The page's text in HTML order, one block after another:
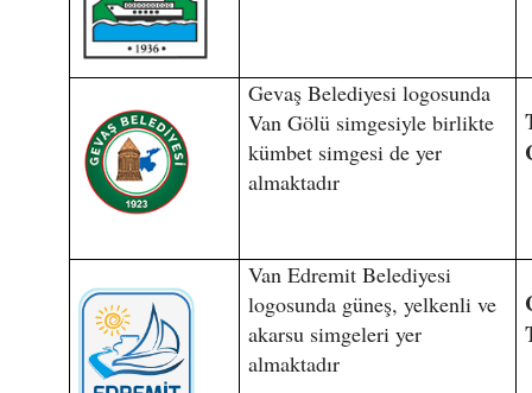
Gevaş Belediyesi logosunda
Van Gölü simgesiyle birlikte
kümbet simgesi de yer
almaktadır
Van Edremit Belediyesi
logosunda güneş, yelkenli ve
akarsu simgeleri yer
almaktadır